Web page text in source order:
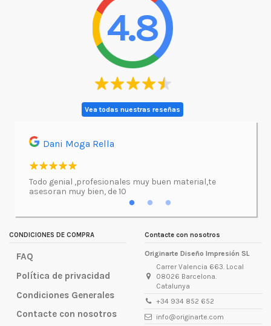
4.8
Vea todas nuestras reseñas
Dani Moga Rella
Todo genial ,profesionales muy buen material,te
asesoran muy bien, de 10
lugar
CONDICIONES DE COMPRA
FAQ
Política de privacidad
Condiciones Generales
Contacte con nosotros
Contacte con nosotros
Originarte Diseño Impresión SL
Carrer Valencia 663. Local
08026 Barcelona.
Catalunya
+34 934 852 652
info@originarte.com